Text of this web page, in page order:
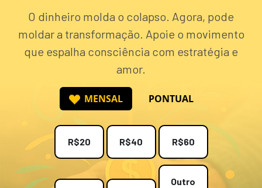
O dinheiro molda o colapso. Agora, pode
moldar a transformação. Apoie o movimento
que espalha consciência com estratégia e
amor.
MENSAL PONTUAL
R$20 R$40 R$60
Outro